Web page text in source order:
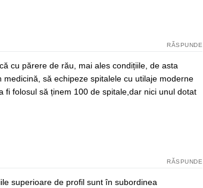
RĂSPUNDE
cu părere de rău, mai ales condițiile, de asta
să echipeze spitalele cu utilaje moderne
fi folosul să ținem 100 de spitale,dar nici unul dotat
RĂSPUNDE
superioare de profil sunt în subordinea